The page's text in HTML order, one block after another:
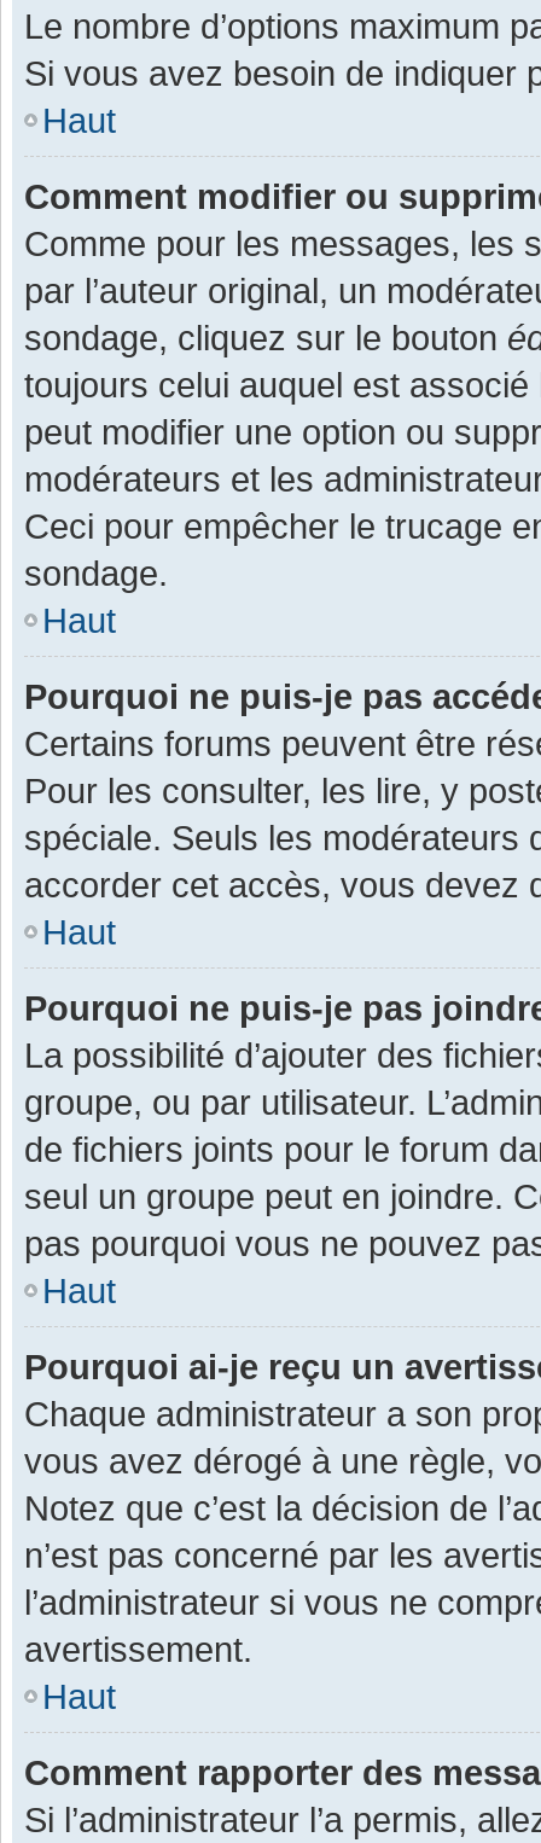
Le nombre d’options maximum
Si vous avez besoin de indiquer
Haut
Comment modifier ou
Comme pour les messages, les
par l’auteur original, un
sondage, cliquez sur le bouton
toujours celui auquel est associé
peut modifier une option ou
modérateurs et les
Ceci pour empêcher le trucage
sondage.
Haut
Pourquoi ne puis-je pas
Certains forums peuvent être
Pour les consulter, les lire, y
spéciale. Seuls les modérateurs
accorder cet accès, vous devez
Haut
Pourquoi ne puis-je pas
La possibilité d’ajouter des
groupe, ou par utilisateur.
de fichiers joints pour le forum
seul un groupe peut en joindre.
pas pourquoi vous ne pouvez
Haut
Pourquoi ai-je reçu un
Chaque administrateur a son
vous avez dérogé à une règle,
Notez que c’est la décision de
n’est pas concerné par les
l’administrateur si vous ne
avertissement.
Haut
Comment rapporter des
Si l’administrateur l’a permis,